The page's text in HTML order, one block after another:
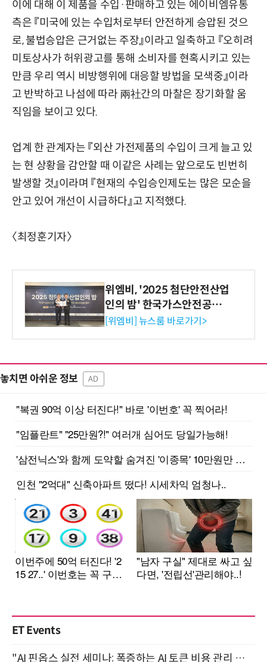
이에 대해 이 제품을 수입·판매하고 있는 에이비엠유통
측은 『미국에 있는 수입처로부터 안전하게 승압된 것으
로, 불법승압은 근거없는 주장』이라고 일축하고 『오히려
미토상사가 허위광고를 통해 소비자를 현혹시키고 있는
만큼 우리 역시 비방행위에 대응할 방법을 모색중』이라
고 반박하고 나섬에 따라 兩社간의 마찰은 장기화할 움
직임을 보이고 있다.
업계 한 관계자는 『외산 가전제품의 수입이 크게 늘고 있
는 현 상황을 감안할 때 이같은 사례는 앞으로도 빈번히
발생할 것』이라며 『현재의 수입승인제도는 많은 모순을
안고 있어 개선이 시급하다』고 지적했다.
〈최정훈기자〉
위엠비, '2025 첨단안전산업
인의 밤' 한국가스안전공사
사장상 수상
[위엠비] 뉴스룸 바로가기>
놓치면 아쉬운 정보 AD
ET Events
"AI 핀옵스 실전 세미나: 폭증하는 AI 토큰 비용 관리 전략" 8월 21일 개최